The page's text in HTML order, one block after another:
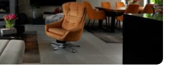
trhu
kancelárie